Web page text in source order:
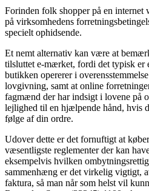
Forinden folk shopper på en internet
på virksomhedens
specielt ophidsende.
Et nemt alternativ kan være at
tilsluttet e-mærket, fordi det typisk er
butikken opererer i
lovgivning, samt at online
fagmænd der har indsigt i lovene på
lejlighed til en hjælpende hånd, hvis
følge af din ordre.
Udover dette er det fornuftigt at
væsentligste reglementer der kan
eksempelvis hvilken
sammenhæng er det virkelig vigtigt,
faktura, så man når som helst vil